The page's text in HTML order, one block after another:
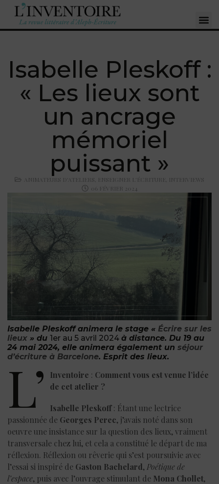
Isabelle Pleskoff :
« Les lieux sont
un ancrage
mémoriel
puissant »
ANIMATEURS D'ATELIERS ENSEIGNER L'ÉCRITURE
INTERVIEWS
06 FÉVRIER 2024
Isabelle Pleskoff animera le stage « Écrire sur les
lieux » du 1er au 5 avril 2024 à distance. Du 19 au
24 mai 2024, elle animera également un séjour
d’écriture à Barcelone. Esprit des lieux.
L’ Inventoire : Comment vous est venue l’idée
de cet atelier ?
Isabelle Pleskoff: Étant une lectrice
passionnée de Georges Perec, j’avais noté dans son
oeuvre une insistance sur la question des lieux, vraiment
transversale chez lui, et cela a constitué le départ de ma
réflexion. Réflexion ou rêverie qui s’est poursuivie avec
l’essai si inspiré de Gaston Bachelard, Poétique de
l’espace, puis avec l’ouvrage stimulant de Mona Chollet,